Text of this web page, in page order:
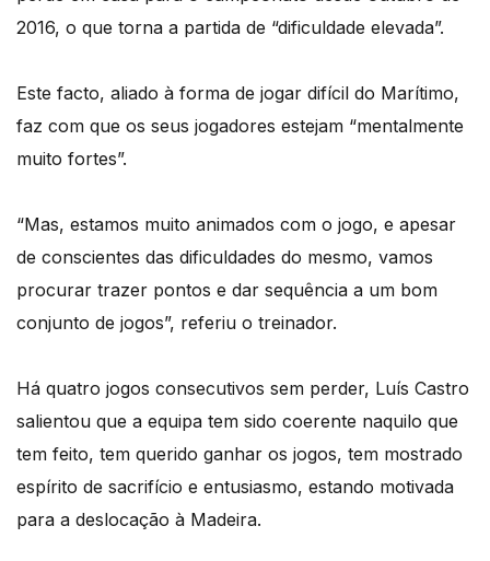
2016, o que torna a partida de “dificuldade elevada”.
Este facto, aliado à forma de jogar difícil do Marítimo,
faz com que os seus jogadores estejam “mentalmente
muito fortes”.
“Mas, estamos muito animados com o jogo, e apesar
de conscientes das dificuldades do mesmo, vamos
procurar trazer pontos e dar sequência a um bom
conjunto de jogos”, referiu o treinador.
Há quatro jogos consecutivos sem perder, Luís Castro
salientou que a equipa tem sido coerente naquilo que
tem feito, tem querido ganhar os jogos, tem mostrado
espírito de sacrifício e entusiasmo, estando motivada
para a deslocação à Madeira.